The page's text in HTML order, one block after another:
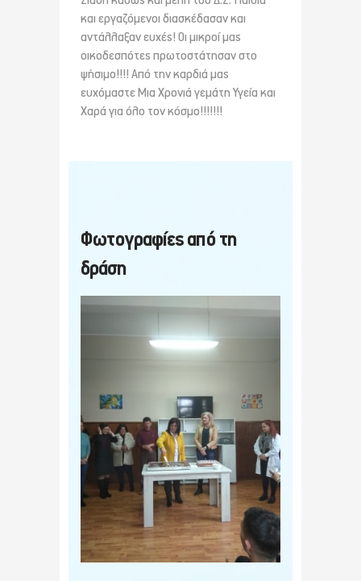
και εργαζόμενοι διασκέδασαν και
αντάλλαξαν ευχές! Οι μικροί μας
οικοδεσπότες πρωτοστάτησαν στο
ψήσιμο!!!! Από την καρδιά μας
ευχόμαστε Μια Χρονιά γεμάτη Υγεία και
Χαρά για όλο τον κόσμο!!!!!!!
Φωτογραφίες από τη
δράση